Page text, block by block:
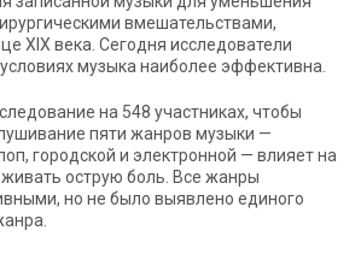
вмешательствами,
XIX века. Сегодня исследователи
музыка наиболее эффективна.
на 548 участниках, чтобы
пяти жанров музыки —
городской и электронной — влияет на
острую боль. Все жанры
но не было выявлено единого